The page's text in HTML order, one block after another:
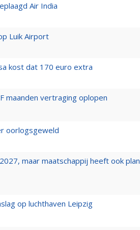
Air India
Luik Airport
kost dat 170 euro extra
maanden vertraging oplopen
oorlogsgeweld
maar maatschappij heeft ook plan
op luchthaven Leipzig